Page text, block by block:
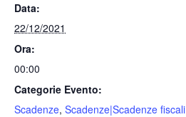
Data:
22/12/2021
Ora:
00:00
Categorie Evento:
Scadenze, Scadenze|Scadenze fiscali